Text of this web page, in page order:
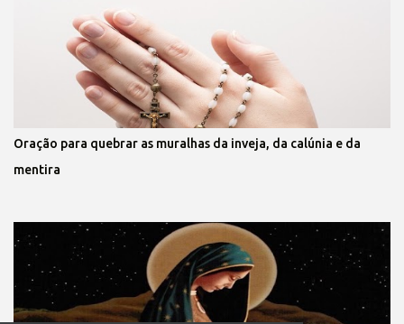
Oração para quebrar as muralhas da inveja, da calúnia e da
mentira